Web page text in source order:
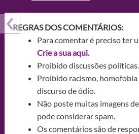
REGRAS DOS COMENTÁRIOS:
Para comentar é preciso ter
Crie a sua aqui.
Proibido discussões políticas.
Proibido racismo,
discurso de ódio.
Não poste muitas imagens
pode considerar spam.
Os comentários são de